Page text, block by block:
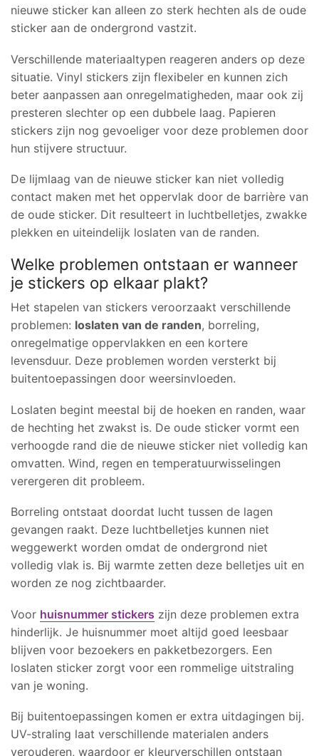
nieuwe sticker kan alleen zo sterk hechten als de oude
sticker aan de ondergrond vastzit.
Verschillende materiaaltypen reageren anders op deze
situatie. Vinyl stickers zijn flexibeler en kunnen zich
beter aanpassen aan onregelmatigheden, maar ook zij
presteren slechter op een dubbele laag. Papieren
stickers zijn nog gevoeliger voor deze problemen door
hun stijvere structuur.
De lijmlaag van de nieuwe sticker kan niet volledig
contact maken met het oppervlak door de barrière van
de oude sticker. Dit resulteert in luchtbelletjes, zwakke
plekken en uiteindelijk loslaten van de randen.
Welke problemen ontstaan er wanneer
je stickers op elkaar plakt?
Het stapelen van stickers veroorzaakt verschillende
problemen: loslaten van de randen, borreling,
onregelmatige oppervlakken en een kortere
levensduur. Deze problemen worden versterkt bij
buitentoepassingen door weersinvloeden.
Loslaten begint meestal bij de hoeken en randen, waar
de hechting het zwakst is. De oude sticker vormt een
verhoogde rand die de nieuwe sticker niet volledig kan
omvatten. Wind, regen en temperatuurwisselingen
verergeren dit probleem.
Borreling ontstaat doordat lucht tussen de lagen
gevangen raakt. Deze luchtbelletjes kunnen niet
weggewerkt worden omdat de ondergrond niet
volledig vlak is. Bij warmte zetten deze belletjes uit en
worden ze nog zichtbaarder.
Voor huisnummer stickers zijn deze problemen extra
hinderlijk. Je huisnummer moet altijd goed leesbaar
blijven voor bezoekers en pakketbezorgers. Een
loslaten sticker zorgt voor een rommelige uitstraling
van je woning.
Bij buitentoepassingen komen er extra uitdagingen bij.
UV-straling laat verschillende materialen anders
verouderen, waardoor er kleurverschillen ontstaan